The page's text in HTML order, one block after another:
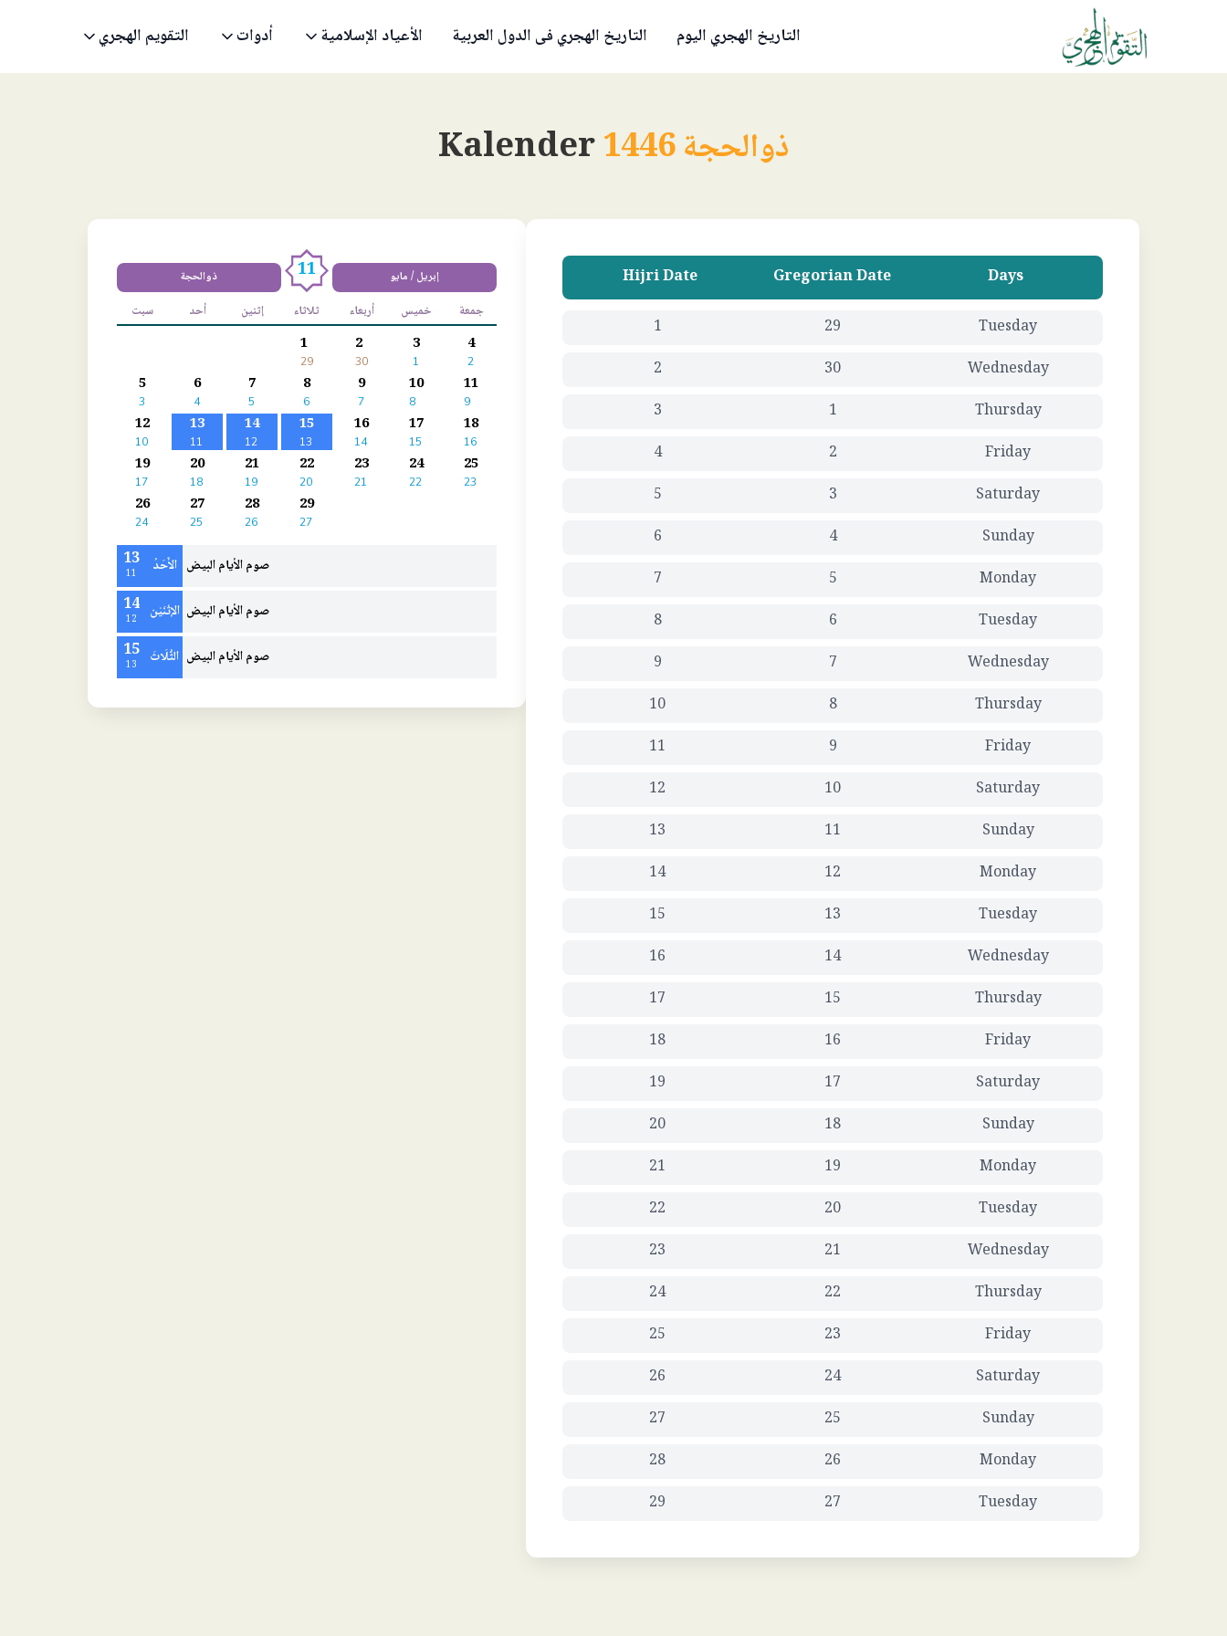
التاريخ الهجري اليوم التاريخ الهجري فى الدول العربية الأعياد الإسلامية أدوات التقويم الهجري
Kalender ذوالحجة 1446
ذوالحجة 11 إبريل / مايو
سبت أحد إثنين ثلاثاء أربعاء خميس جمعة
1
29
2
30
3
1
4
2
5
3
6
4
7
5
8
6
9
7
10
8
11
9
12
10
13
11
14
12
15
13
16
14
17
15
18
16
19
17
20
18
21
19
22
20
23
21
24
22
25
23
26
24
27
25
28
26
29
27
13
11 الأَحَدُ صوم الأيام البيض
14
12 الإثْنَيْن صوم الأيام البيض
15
13 الثُّلَاثَ صوم الأيام البيض
Hijri Date Gregorian Date Days
1 29
Tuesday
2
30
Wednesday
3
1
Thursday
4
2
Friday
5
3
Saturday
6
4
Sunday
7
5
Monday
8
6
Tuesday
9
7
Wednesday
10
8
Thursday
11
9
Friday
12
10
Saturday
13
11
Sunday
14
12
Monday
15
13
Tuesday
16
14
Wednesday
17
15
Thursday
18
16
Friday
19
17
Saturday
20
18
Sunday
21
19
Monday
22
20
Tuesday
23
21
Wednesday
24
22
Thursday
25
23
Friday
26
24
Saturday
27
25
Sunday
28
26
Monday
29
27 Tuesday